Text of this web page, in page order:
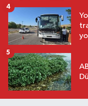
4
5